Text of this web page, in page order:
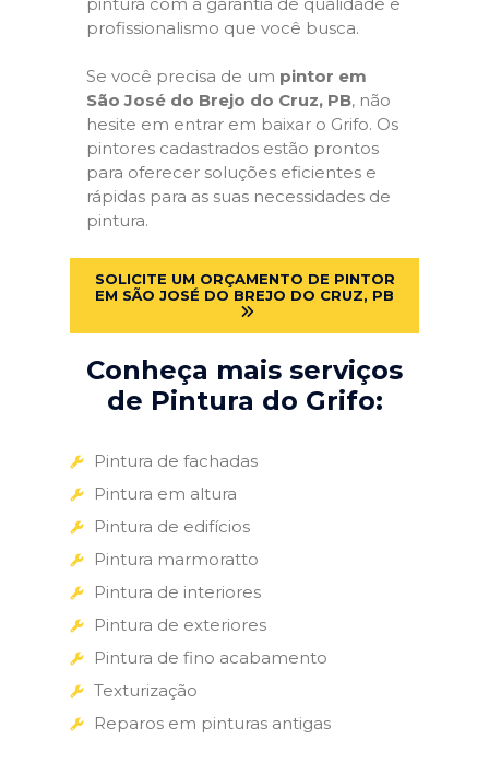
profissionalismo que você busca.
Se você precisa de um pintor em
São José do Brejo do Cruz, PB, não
hesite em entrar em baixar o Grifo. Os
pintores cadastrados estão prontos
para oferecer soluções eficientes e
rápidas para as suas necessidades de
pintura.
SOLICITE UM ORÇAMENTO DE PINTOR
EM SÃO JOSÉ DO BREJO DO CRUZ, PB
Conheça mais serviços
de Pintura do Grifo:
Pintura de fachadas
Pintura em altura
Pintura de edifícios
Pintura marmoratto
Pintura de interiores
Pintura de exteriores
Pintura de fino acabamento
Texturização
Reparos em pinturas antigas